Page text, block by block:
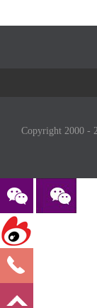
Copyright 2000 -